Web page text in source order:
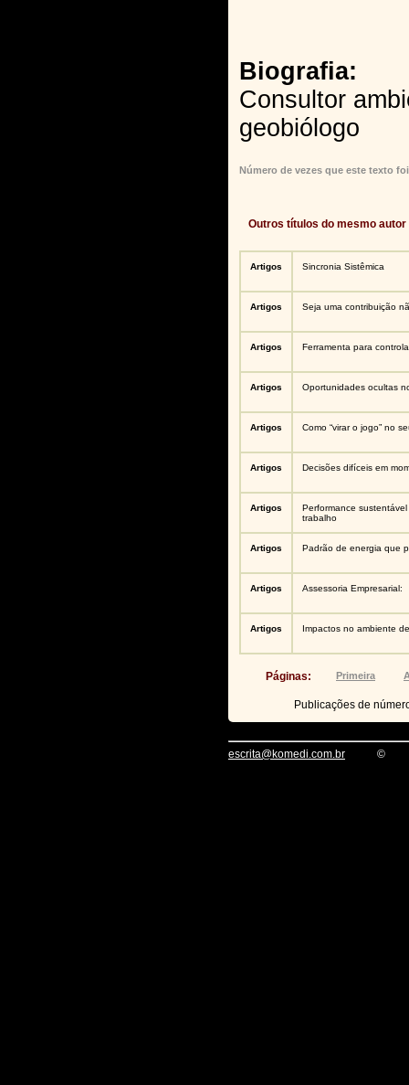
Biografia:
Consultor
geobiólogo
Número de vezes que este texto
Outros títulos do mesmo autor
Artigos Sincronia Sistêmica
Artigos Seja uma contribuição
Artigos Ferramenta para
Artigos Oportunidades ocultas
Artigos Como “virar o jogo” no
Artigos Decisões difíceis em
Artigos
Performance
trabalho
Artigos Padrão de energia que
Artigos Assessoria Empresarial:
Artigos Impactos no ambiente
Páginas: Primeira
Publicações de
escrita@komedi.com.br ©